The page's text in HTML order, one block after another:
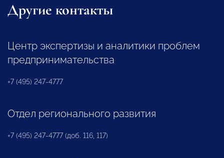
Другие контакты
Центр экспертизы и аналитики проблем
предпринимательства
+7 (495) 247-4777
Отдел регионального развития
+7 (495) 247-4777 (доб. 116, 117)